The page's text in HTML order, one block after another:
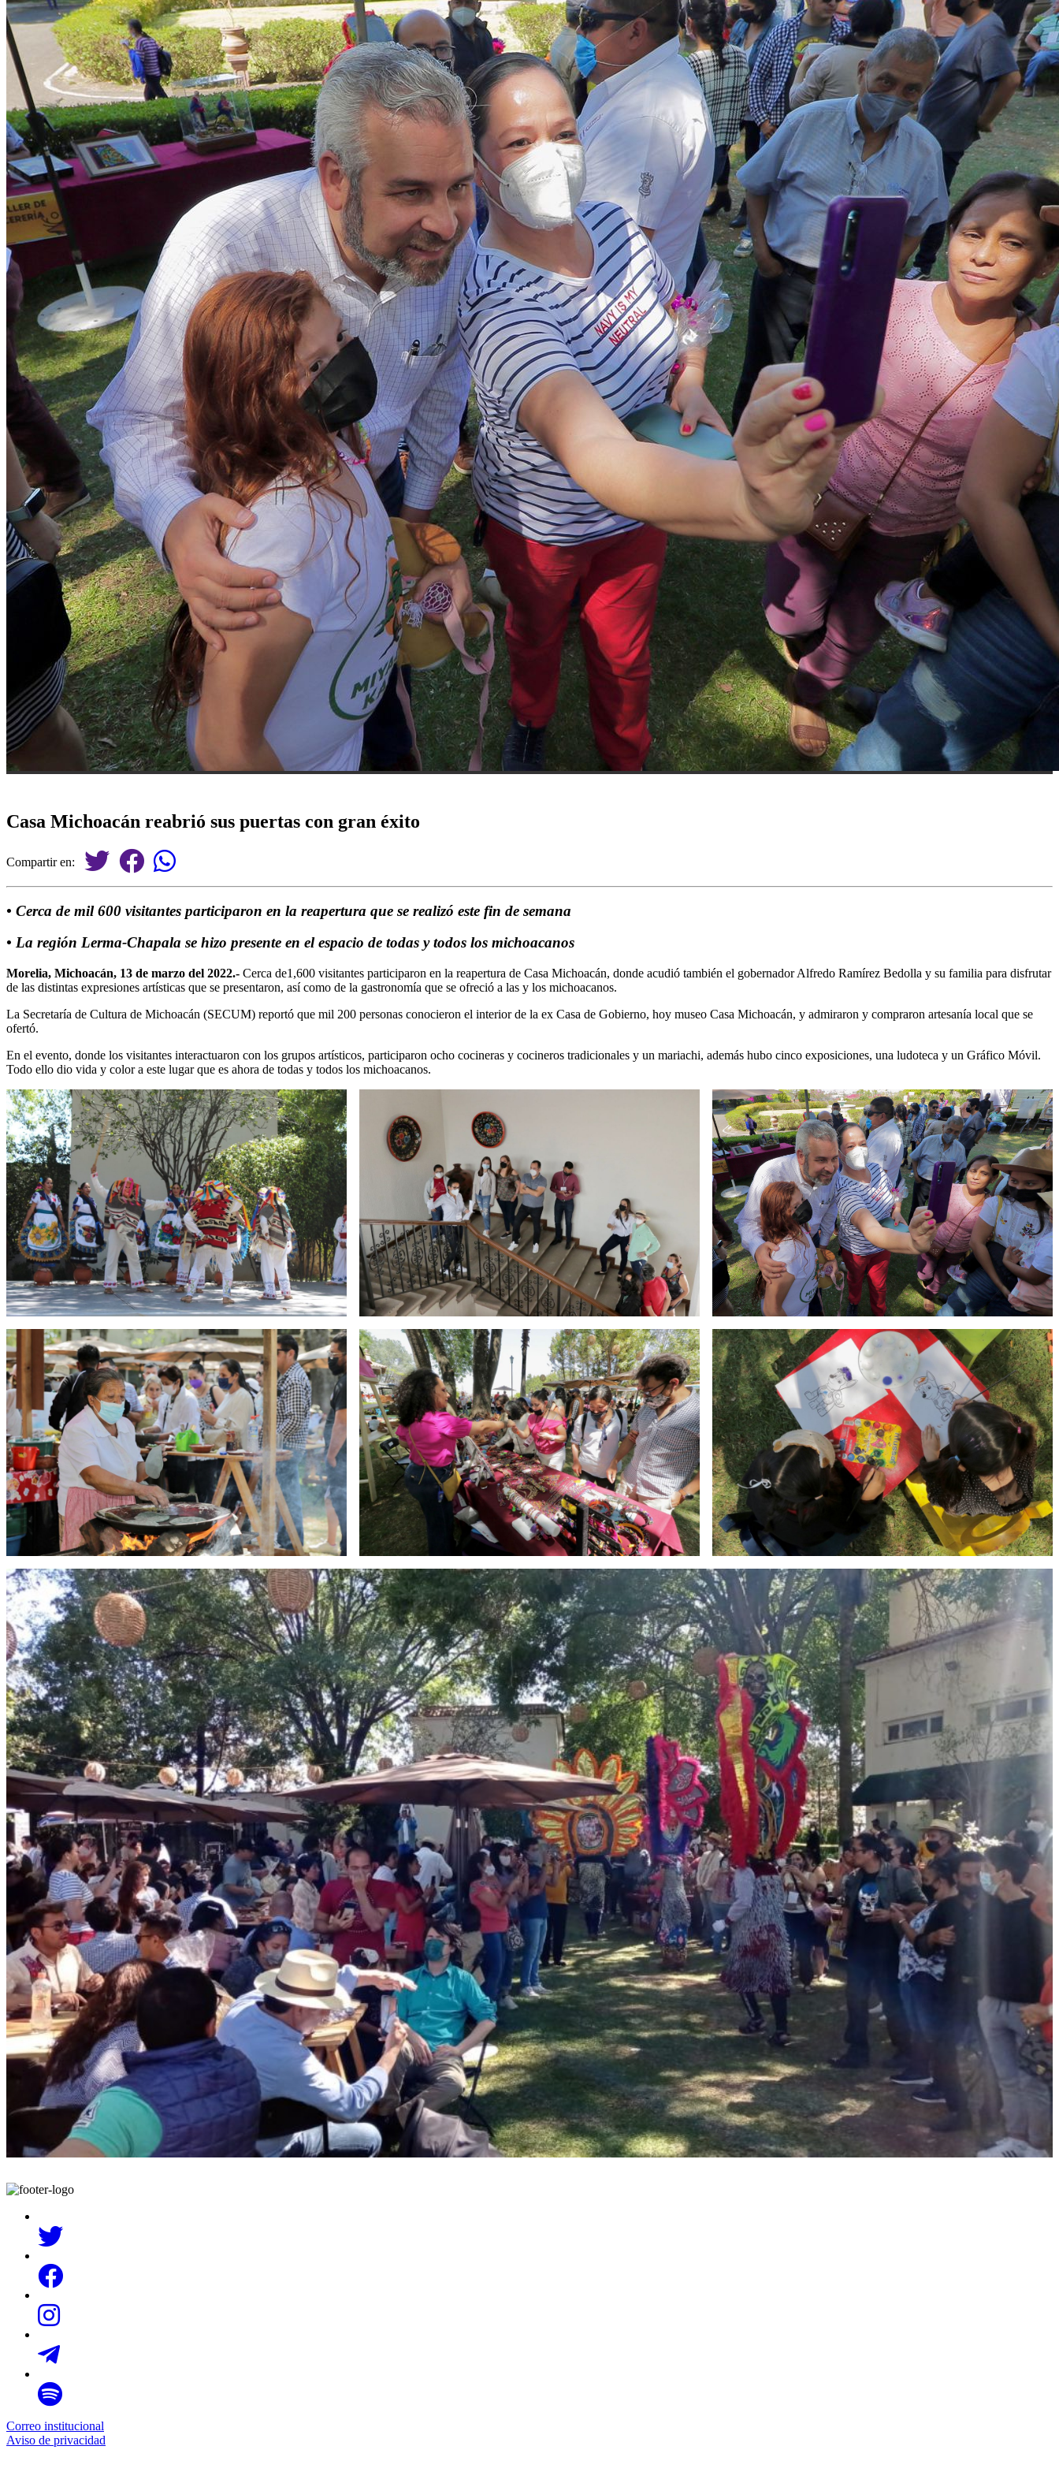
Casa Michoacán reabrió sus puertas con gran éxito
Compartir en:
• Cerca de mil 600 visitantes participaron en la reapertura que se realizó este fin de semana
• La región Lerma-Chapala se hizo presente en el espacio de todas y todos los michoacanos
Morelia, Michoacán, 13 de marzo del 2022.- Cerca de1,600 visitantes participaron en la reapertura de Casa Michoacán, donde acudió también el gobernador Alfredo Ramírez Bedolla y su familia para disfrutar
de las distintas expresiones artísticas que se presentaron, así como de la gastronomía que se ofreció a las y los michoacanos.
La Secretaría de Cultura de Michoacán (SECUM) reportó que mil 200 personas conocieron el interior de la ex Casa de Gobierno, hoy museo Casa Michoacán, y admiraron y compraron artesanía local que se
ofertó.
En el evento, donde los visitantes interactuaron con los grupos artísticos, participaron ocho cocineras y cocineros tradicionales y un mariachi, además hubo cinco exposiciones, una ludoteca y un Gráfico Móvil.
Todo ello dio vida y color a este lugar que es ahora de todas y todos los michoacanos.
Correo institucional
Aviso de privacidad